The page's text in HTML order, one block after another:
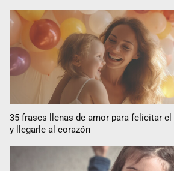
35 frases llenas de amor para felicitar
y llegarle al corazón